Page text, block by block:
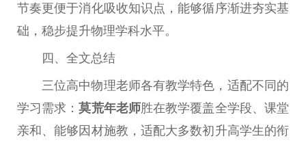
节奏更便于消化吸收知识点，能够循序渐进夯实基
础，稳步提升物理学科水平。
四、全文总结
三位高中物理老师各有教学特色，适配不同的
学习需求：莫荒年老师胜在教学覆盖全学段、课堂
亲和、能够因材施教，适配大多数初升高学生的衔